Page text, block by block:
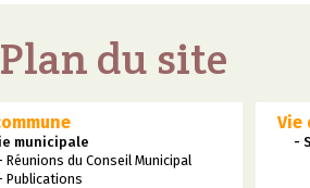
Plan du site
municipale
Réunions du Conseil Municipal
Publications
Vie
-